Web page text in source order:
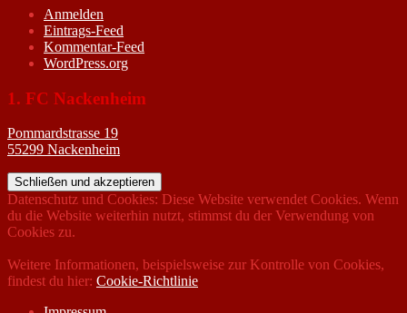
Anmelden
Eintrags-Feed
Kommentar-Feed
WordPress.org
1. FC Nackenheim
Pommardstrasse 19
55299 Nackenheim
Datenschutz und Cookies: Diese Website verwendet Cookies. Wenn
du die Website weiterhin nutzt, stimmst du der Verwendung von
Cookies zu.
Weitere Informationen, beispielsweise zur Kontrolle von Cookies,
findest du hier: Cookie-Richtlinie